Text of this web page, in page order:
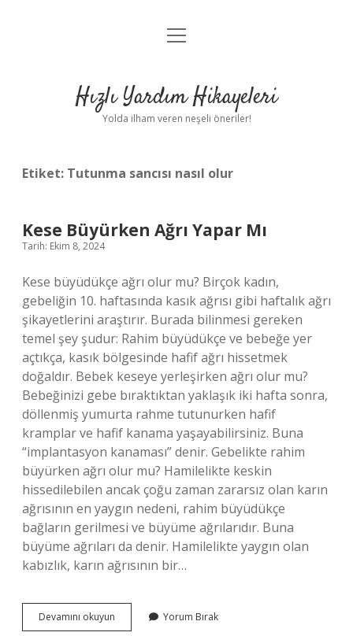
Anasayfa
Yasal Uyarı
menüyü
Hızlı Yardım Hikayeleri
Yolda ilham veren neşeli öneriler!
Etiket: Tutunma sancısı nasıl olur
Kese Büyürken Ağrı Yapar Mı
Tarih: Ekim 8, 2024
Kese büyüdükçe ağrı olur mu? Birçok kadın,
gebeliğin 10. haftasında kasık ağrısı gibi haftalık ağrı
şikayetlerini araştırır. Burada bilinmesi gereken
temel şey şudur: Rahim büyüdükçe ve bebeğe yer
açtıkça, kasık bölgesinde hafif ağrı hissetmek
doğaldır. Bebek keseye yerleşirken ağrı olur mu?
Bebeğinizi gebe bıraktıktan yaklaşık iki hafta sonra,
döllenmiş yumurta rahme tutunurken hafif
kramplar ve hafif kanama yaşayabilirsiniz. Buna
“implantasyon kanaması” denir. Gebelikte rahim
büyürken ağrı olur mu? Hamilelikte keskin
hissedilebilen ancak çoğu zaman zararsız olan karın
ağrısının en yaygın nedeni, rahim büyüdükçe
bağların gerilmesi ve büyüme ağrılarıdır. Buna
büyüme ağrıları da denir. Hamilelikte yaygın olan
kabızlık, karın ağrısının bir…
Devamını okuyun
Büyürken
Yorum Bırak